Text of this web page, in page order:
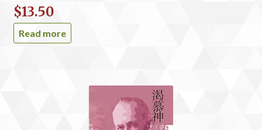
$13.50
Read more